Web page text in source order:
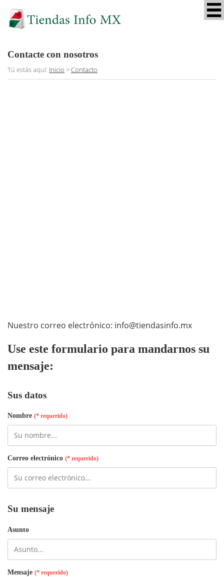
Contacte con nosotros
Tú estás aquí: Inicio >Contacto
Nuestro correo electrónico: info@tiendasinfo.mx
Use este formulario para mandarnos su
mensaje:
Sus datos
Nombre (* requerido)
Correo electrónico (* requerido)
Su mensaje
Asunto
Mensaje (* requerido)